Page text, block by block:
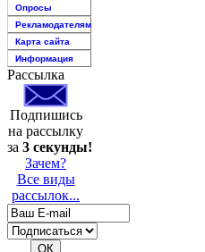
Опросы
Рекламодателям
Карта сайта
Информация
Рассылка
Подпишись
на рассылку
за 3 секунды!
Зачем?
Все виды
рассылок...